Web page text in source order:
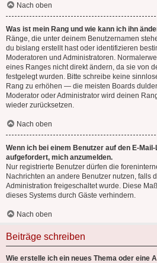
Nach oben
Was ist mein Rang und wie kann ich ihn
Ränge, die unter deinem Benutzernamen
du bislang erstellt hast oder identifizieren
Moderatoren und Administratoren.
eines Ranges nicht direkt ändern, da sie von
festgelegt wurden. Bitte schreibe keine
Rang zu erhöhen — die meisten Boards
Moderator oder Administrator wird deinen
wieder zurücksetzen.
Nach oben
Wenn ich bei einem Benutzer auf den E-
aufgefordert, mich anzumelden.
Nur registrierte Benutzer dürfen die
Nachrichten an andere Benutzer nutzen, falls
Administration freigeschaltet wurde. Diese
dieses Systems durch Gäste verhindern.
Nach oben
Beiträge schreiben
Wie erstelle ich ein neues Thema oder eine